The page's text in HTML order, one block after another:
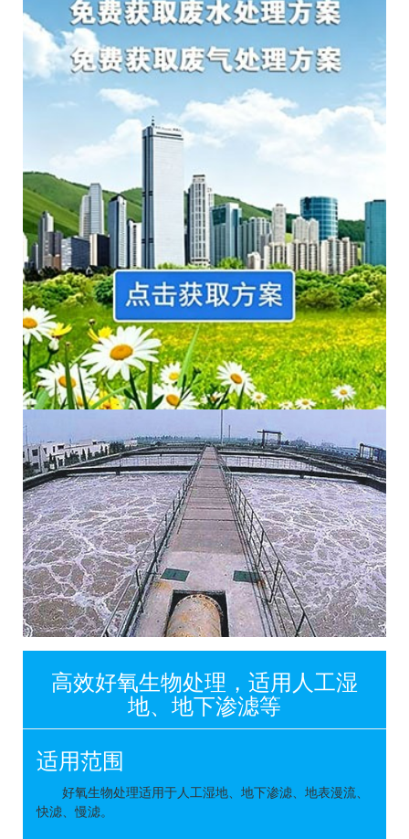
高效好氧生物处理，适用人工湿
地、地下渗滤等
适用范围
好氧生物处理适用于人工湿地、地下渗滤、地表漫流、
快滤、慢滤。